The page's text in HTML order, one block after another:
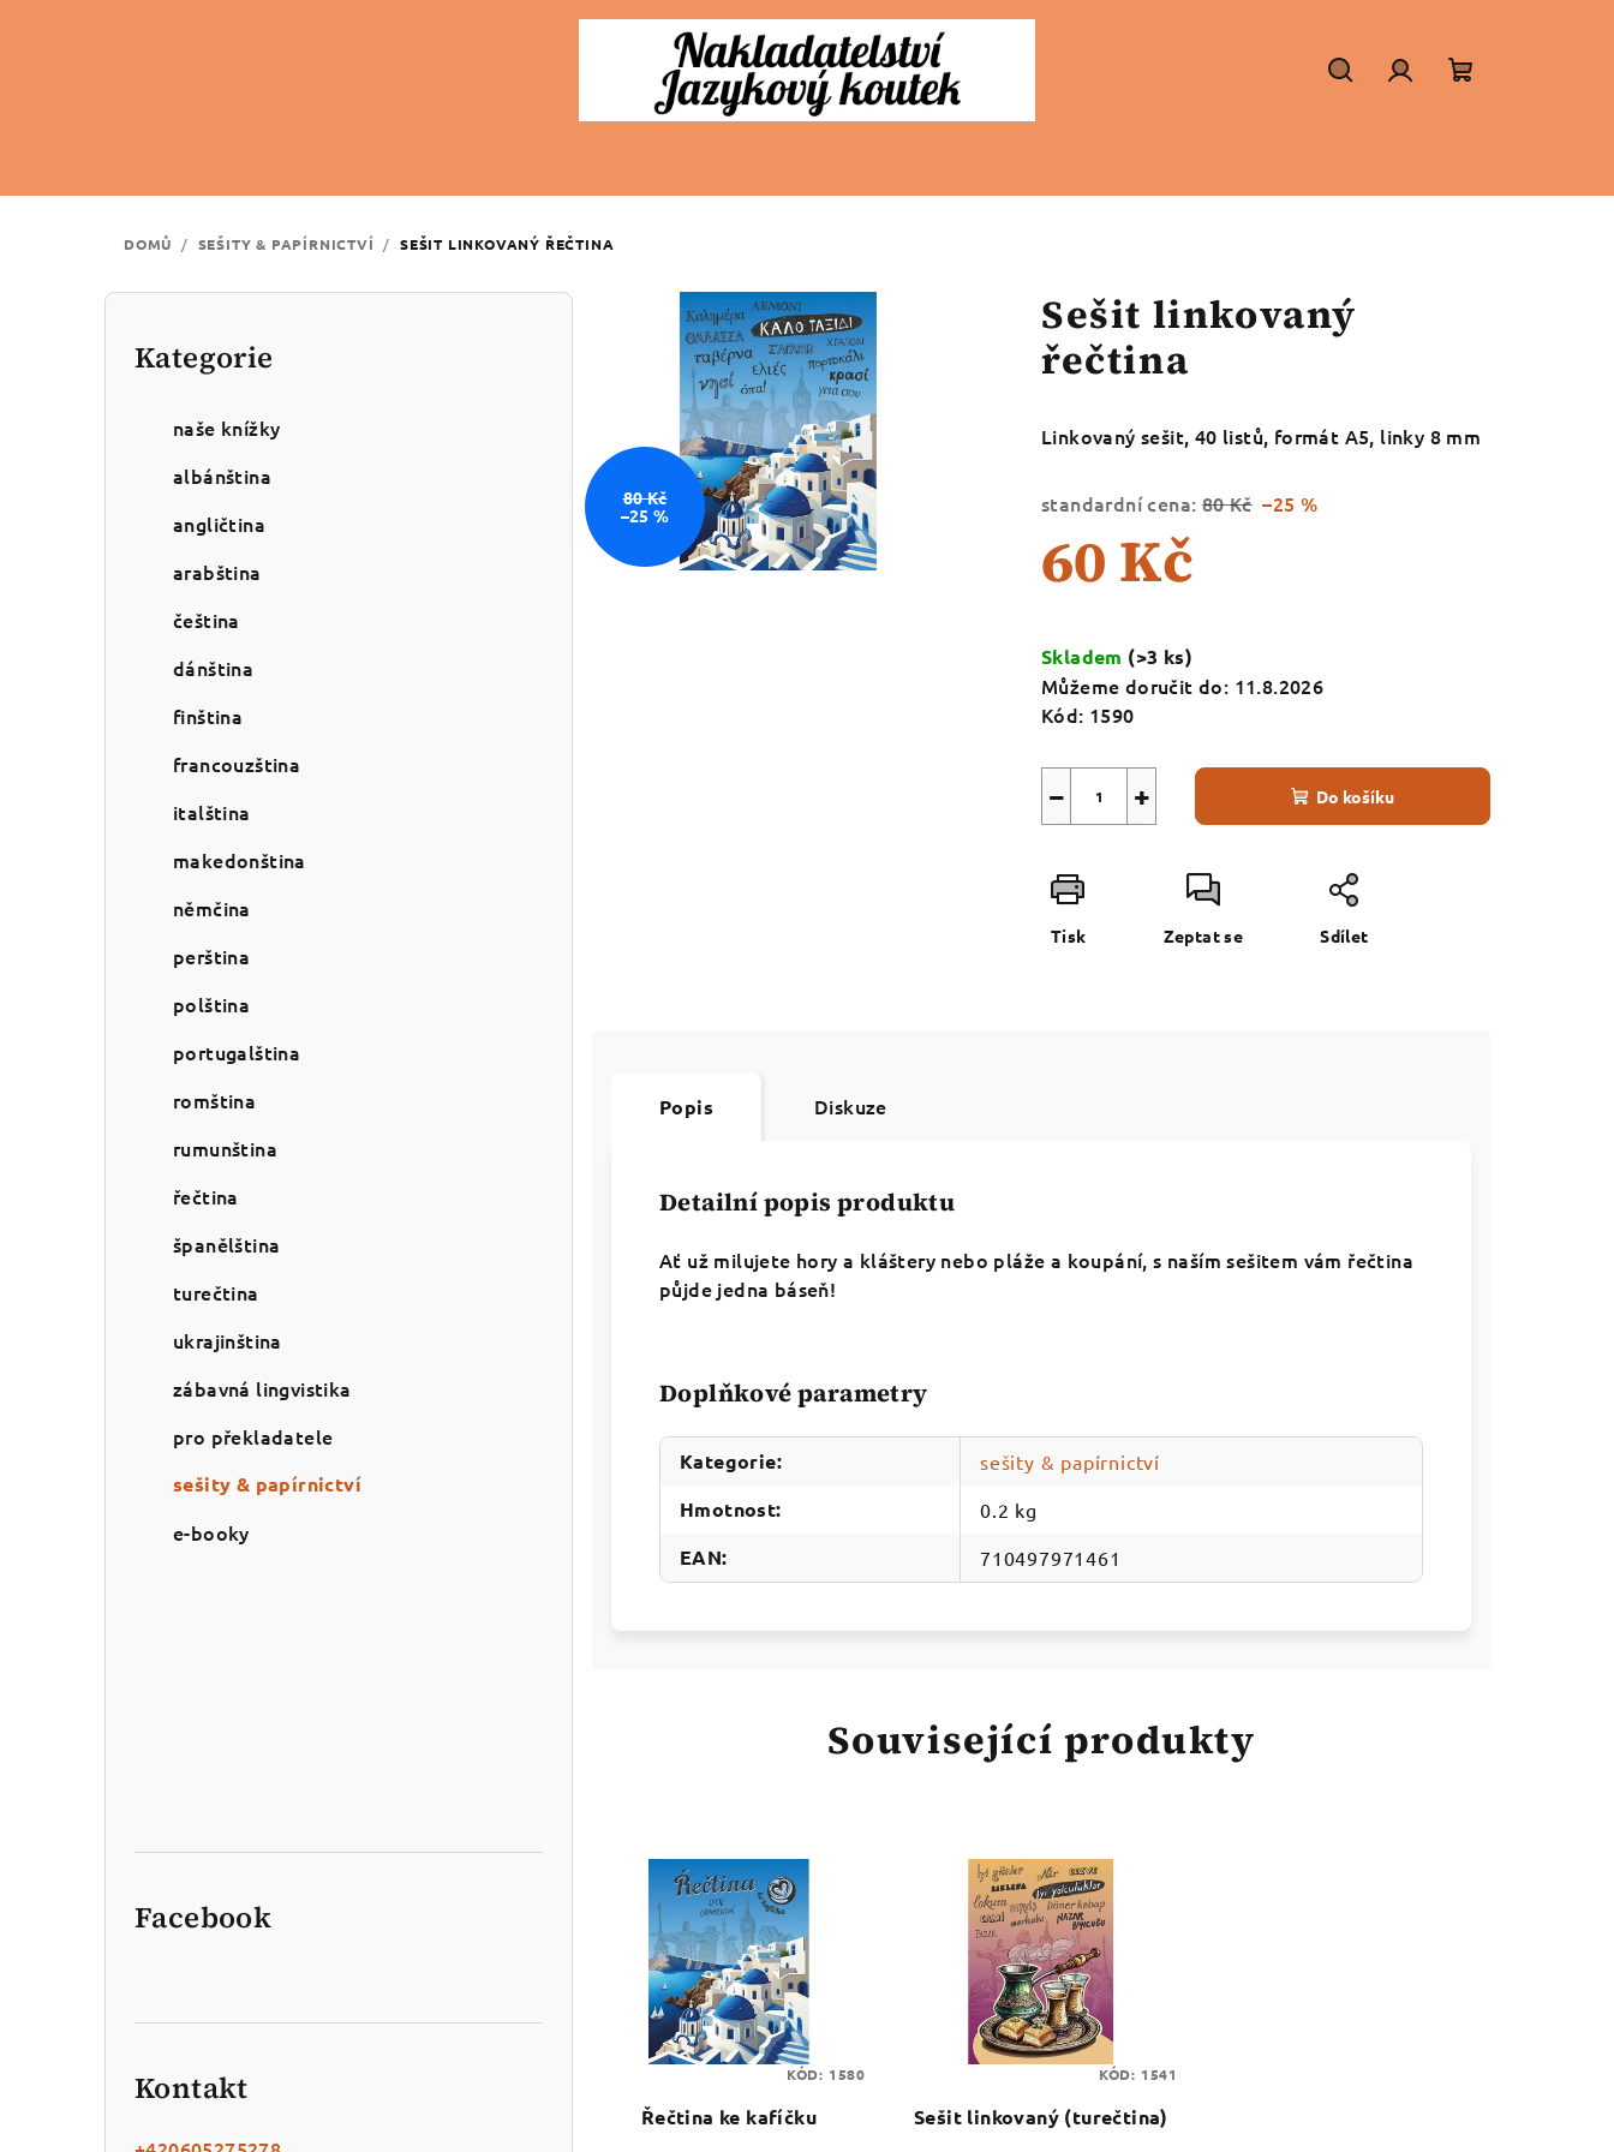
DOMŮ / SEŠITY & PAPÍRNICTVÍ / SEŠIT LINKOVANÝ ŘEČTINA
P
Přeskočit
kategorie
Kategorie
naše knížky
albánština
angličtina
arabština
čeština
dánština
finština
francouzština
italština
makedonština
němčina
perština
polština
portugalština
romština
rumunština
řečtina
španělština
turečtina
ukrajinština
zábavná lingvistika
pro překladatele
sešity & papírnictví
e-booky
Facebook
Kontakt
Sešit linkovaný
řečtina
Linkovaný sešit, 40 listů, formát A5, linky 8 mm
standardní cena: 80 Kč –25 %
60 Kč
cena:
Skladem (>3 ks)
Můžeme doručit do: 11.8.2026
Kód: 1590
+
− Do košíku
Tisk Zeptat se Sdílet
80 Kč
–25 %
Popis Diskuze
Detailní popis produktu
Ať už milujete hory a kláštery nebo pláže a koupání, s naším sešitem vám řečtina
půjde jedna báseň!
Doplňkové parametry
Kategorie: sešity & papírnictví
Hmotnost: 0.2 kg
EAN: 710497971461
Související produkty
Řečtina ke kafíčku
KÓD: 1580
Sešit linkovaný (turečtina)
KÓD: 1541